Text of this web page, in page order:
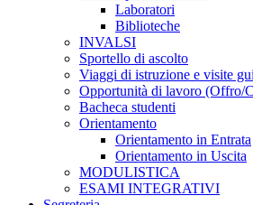
Laboratori
Biblioteche
INVALSI
Sportello di ascolto
Viaggi di istruzione e visite
Opportunità di lavoro (Offro/
Bacheca studenti
Orientamento
Orientamento in Entrata
Orientamento in Uscita
MODULISTICA
ESAMI INTEGRATIVI